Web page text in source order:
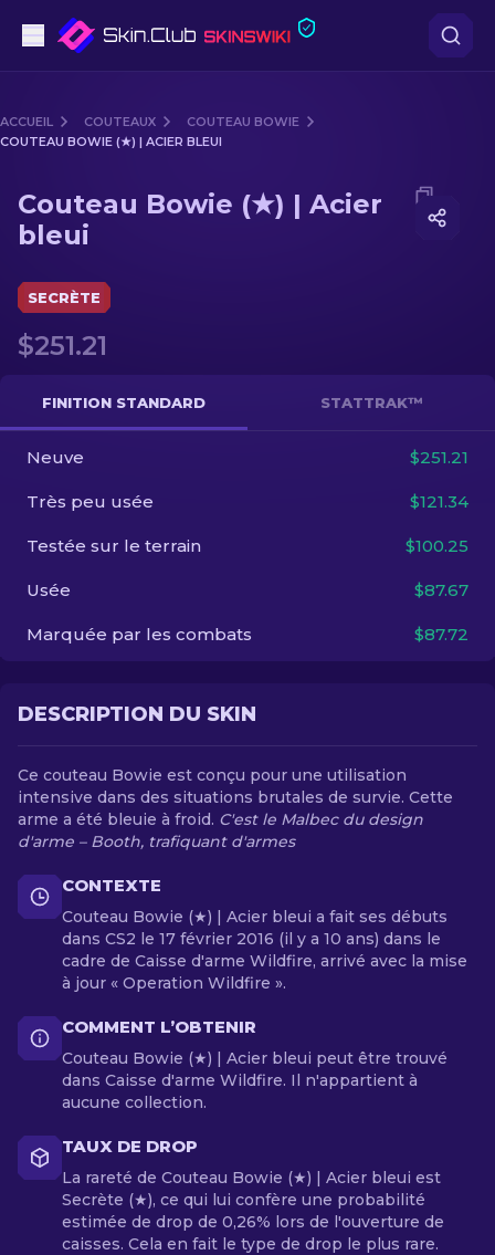
Milieu de gamme
Fusils
Couteaux
Caisses
FR
ACCUEIL COUTEAUX
COUTEAU BOWIE
COUTEAU BOWIE (★) | ACIER BLEUI
Media of Couteau Bowie (★) | Acier bleui
Couteau Bowie (★) | Acier
bleui
SECRÈTE
$251.21
FINITION STANDARD STATTRAK™
Neuve $251.21
Très peu usée $121.34
Testée sur le terrain $100.25
Usée $87.67
Marquée par les combats $87.72
DESCRIPTION DU SKIN
Ce couteau Bowie est conçu pour une utilisation
intensive dans des situations brutales de survie. Cette
arme a été bleuie à froid. C'est le Malbec du design
d'arme – Booth, trafiquant d'armes
CONTEXTE
Couteau Bowie (★) | Acier bleui a fait ses débuts
dans CS2 le 17 février 2016 (il y a 10 ans) dans le
cadre de Caisse d'arme Wildfire, arrivé avec la mise
à jour « Operation Wildfire ».
COMMENT L’OBTENIR
Couteau Bowie (★) | Acier bleui peut être trouvé
dans Caisse d'arme Wildfire. Il n'appartient à
aucune collection.
TAUX DE DROP
La rareté de Couteau Bowie (★) | Acier bleui est
Secrète (★), ce qui lui confère une probabilité
estimée de drop de 0,26% lors de l'ouverture de
caisses. Cela en fait le type de drop le plus rare.